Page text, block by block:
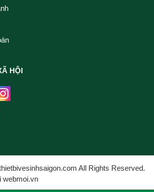
HỘI
All Rights Reserved.
webmoi.vn